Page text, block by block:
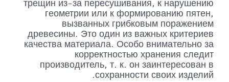
трещин из-за пересушивания, к нарушению
геометрии или к формированию пятен,
вызванных грибковым поражением
древесины. Это один из важных критериев
качества материала. Особо внимательно за
корректностью хранения следит
производитель, т. к. он заинтересован в
сохранности своих изделий.